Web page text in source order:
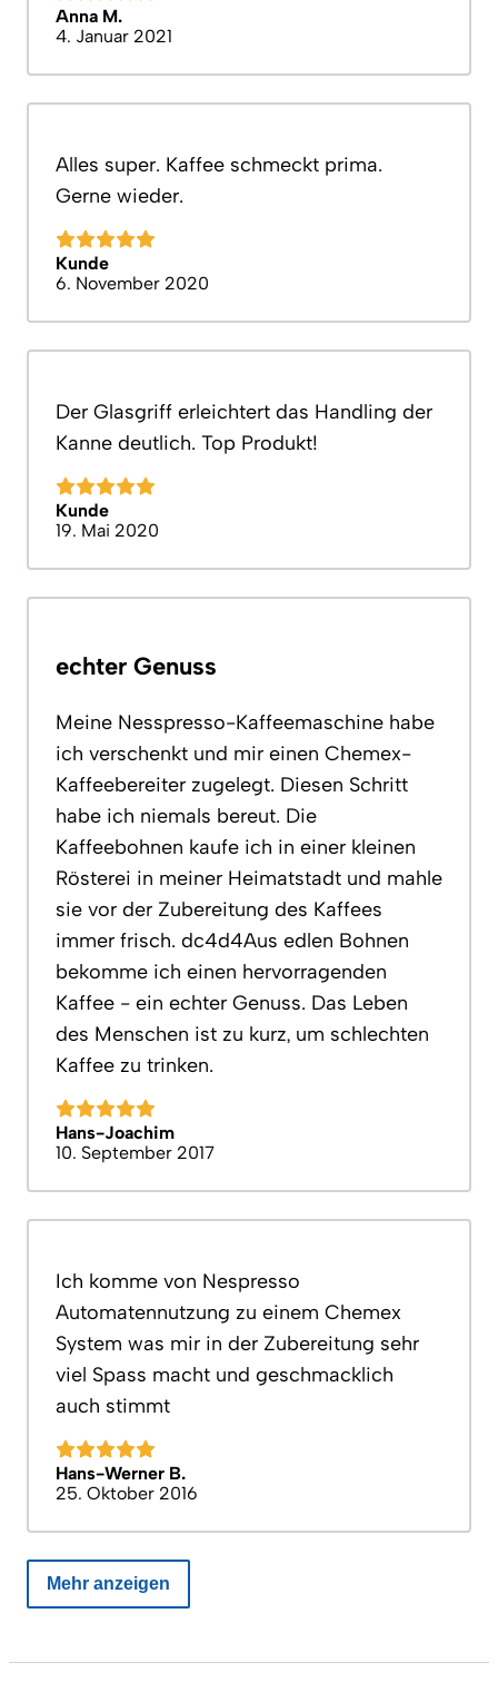
Anna M.
4. Januar 2021
Alles super. Kaffee schmeckt prima.
Gerne wieder.
Kunde
6. November 2020
Der Glasgriff erleichtert das Handling der
Kanne deutlich. Top Produkt!
Kunde
19. Mai 2020
echter Genuss
Meine Nesspresso-Kaffeemaschine habe
ich verschenkt und mir einen Chemex-
Kaffeebereiter zugelegt. Diesen Schritt
habe ich niemals bereut. Die
Kaffeebohnen kaufe ich in einer kleinen
Rösterei in meiner Heimatstadt und mahle
sie vor der Zubereitung des Kaffees
immer frisch. dc4d4Aus edlen Bohnen
bekomme ich einen hervorragenden
Kaffee - ein echter Genuss. Das Leben
des Menschen ist zu kurz, um schlechten
Kaffee zu trinken.
Hans-Joachim
10. September 2017
Ich komme von Nespresso
Automatennutzung zu einem Chemex
System was mir in der Zubereitung sehr
viel Spass macht und geschmacklich
auch stimmt
Hans-Werner B.
25. Oktober 2016
Mehr anzeigen